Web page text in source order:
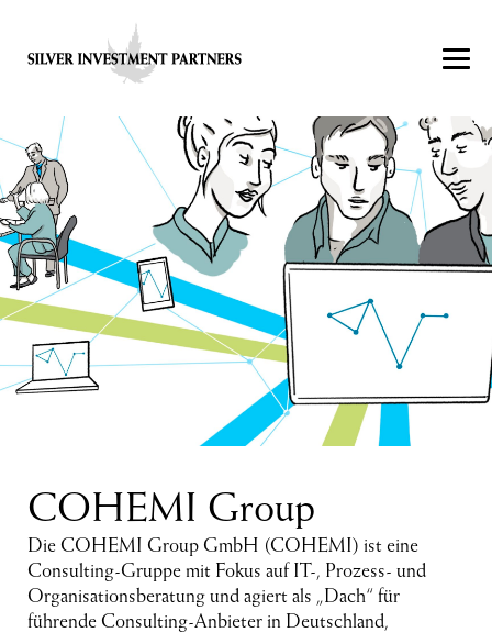
COHEMI Group
Die COHEMI Group GmbH (COHEMI) ist eine
Consulting-Gruppe mit Fokus auf IT-, Prozess- und
Organisationsberatung und agiert als „Dach“ für
führende Consulting-Anbieter in Deutschland,